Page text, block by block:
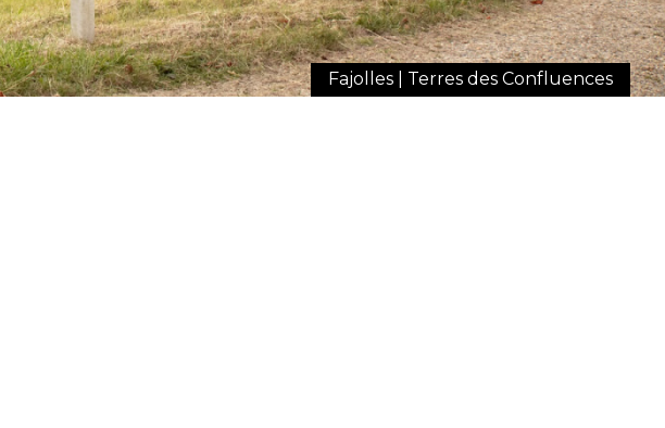
Fajolles | Terres des Confluences